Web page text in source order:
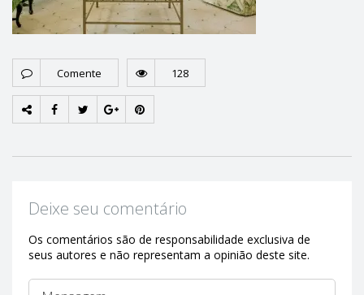
Comente 128
Deixe seu comentário
Os comentários são de responsabilidade exclusiva de
seus autores e não representam a opinião deste site.